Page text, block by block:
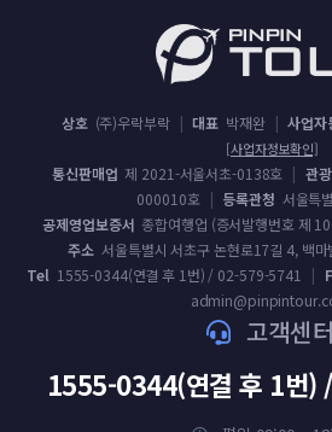
상호 (주)우락부락 | 대표 박재완 | 사업자
[사업자정보확인]
통신판매업 제 2021-서울서초-0138호 | 관
000010호 | 등록관청 서울특
공제영업보증서 종합여행업 (증서발행번호 제
주소 서울특별시 서초구 논현로17길 4, 백
Tel 1555-0344(연결 후 1번) / 02-579-5741 |
고객센터
1555-0344(연결 후 1번